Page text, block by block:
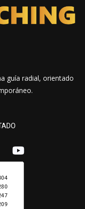
guía radial, orientado